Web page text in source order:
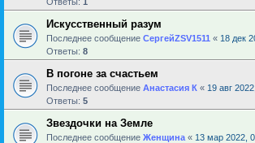
Искусственный разум
Последнее сообщение СергейZSV1511 « 18 дек
Ответы: 8
В погоне за счастьем
Последнее сообщение Анастасия К « 19 авг
Ответы: 5
Звездочки на Земле
Последнее сообщение Женщина « 13 мар 2022,